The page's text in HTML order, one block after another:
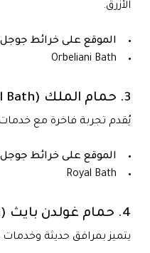
الأزرق.
الموقع على خرائط
Orbeliani Bath
3. حمام الملك (Royal Bath)
يُقدم تجربة فاخرة مع
الموقع على خرائط
Royal Bath
4. حمام غولدن بايث (Golden Bath)
يتميز بمرافق حديثة وخدمات